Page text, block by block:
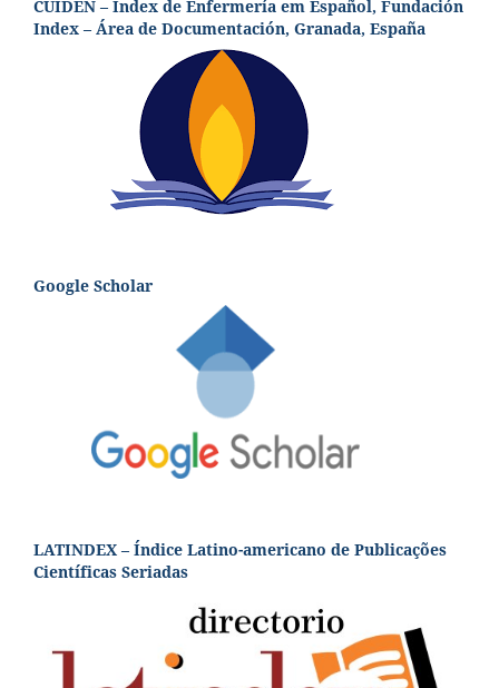
CUIDEN – Index de Enfermería em Español, Fundación
Index – Área de Documentación, Granada, España
Google Scholar
LATINDEX – Índice Latino-americano de Publicações
Científicas Seriadas